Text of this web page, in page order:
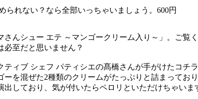
れない？なら全部いっちゃいましょう。600円
さんシュー エテ ～マンゴークリーム入り～」。ご
必至だと思いません？
ィブ シェフ パティシエの髙橋さんが手がけたコ
を混ぜた2種類のクリームがたっぷりと詰まって
しており、気が付いたらペロリといただけちゃいま